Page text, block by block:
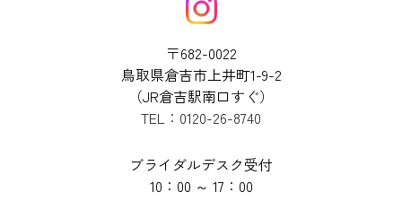
〒682-0022
鳥取県倉吉市上井町1-9-2
（JR倉吉駅南口すぐ）
TEL：0120-26-8740
ブライダルデスク受付
10：00 ～ 17：00